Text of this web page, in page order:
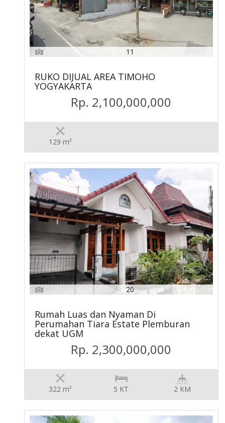
11
RUKO DIJUAL AREA TIMOHO
YOGYAKARTA
Rp. 2,100,000,000
129 m²
20
Rumah Luas dan Nyaman Di
Perumahan Tiara Estate Plemburan
dekat UGM
Rp. 2,300,000,000
322 m² 5 KT 2 KM